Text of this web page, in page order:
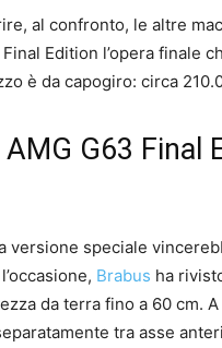
al confronto, le altre
Edition l’opera finale
è da capogiro: circa
G63 Final
versione speciale
Brabus ha
da terra fino a 60 cm.
tra asse